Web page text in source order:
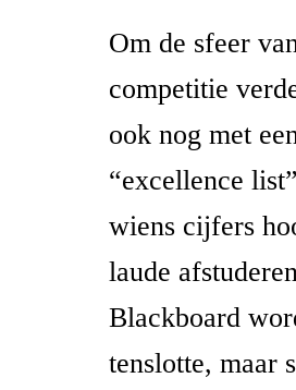
Om de sfeer
competitie
ook nog met
“excellence
wiens cijfers
laude
Blackboard
tenslotte, maar